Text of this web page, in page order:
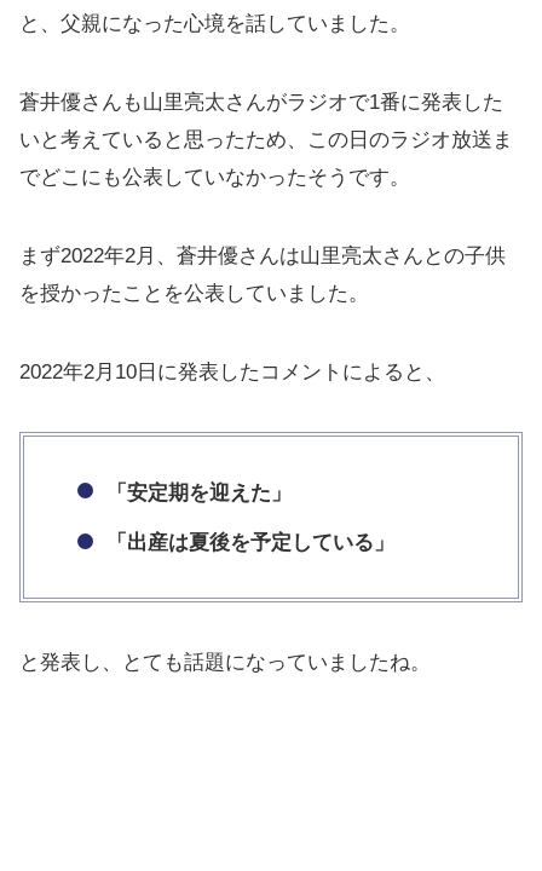
と、父親になった心境を話していました。
蒼井優さんも山里亮太さんがラジオで1番に発表した
いと考えていると思ったため、この日のラジオ放送ま
でどこにも公表していなかったそうです。
まず2022年2月、蒼井優さんは山里亮太さんとの子供
を授かったことを公表していました。
2022年2月10日に発表したコメントによると、
「安定期を迎えた」
「出産は夏後を予定している」
と発表し、とても話題になっていましたね。